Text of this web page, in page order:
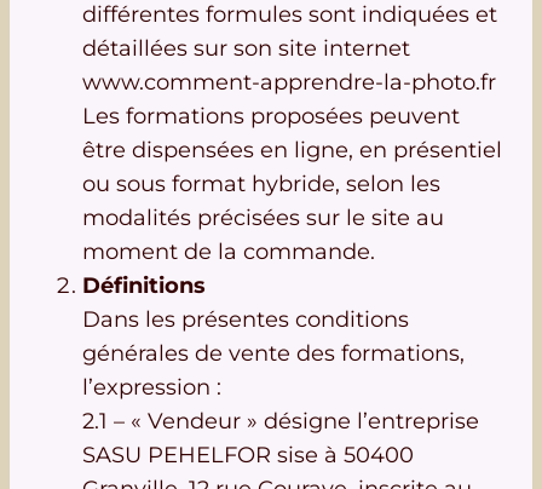
différentes formules sont indiquées et
détaillées sur son site internet
www.comment-apprendre-la-photo.fr
Les formations proposées peuvent
être dispensées en ligne, en présentiel
ou sous format hybride, selon les
modalités précisées sur le site au
moment de la commande.
Définitions
Dans les présentes conditions
générales de vente des formations,
l’expression :
2.1 – « Vendeur » désigne l’entreprise
SASU PEHELFOR sise à 50400